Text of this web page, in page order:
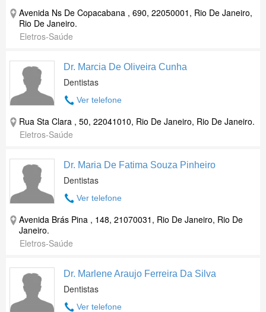
Avenida Ns De Copacabana , 690, 22050001, Rio De Janeiro,
Rio De Janeiro.
Eletros-Saúde
Dr. Marcia De Oliveira Cunha
Dentistas
Ver telefone
Rua Sta Clara , 50, 22041010, Rio De Janeiro, Rio De Janeiro.
Eletros-Saúde
Dr. Maria De Fatima Souza Pinheiro
Dentistas
Ver telefone
Avenida Brás Pina , 148, 21070031, Rio De Janeiro, Rio De
Janeiro.
Eletros-Saúde
Dr. Marlene Araujo Ferreira Da Silva
Dentistas
Ver telefone